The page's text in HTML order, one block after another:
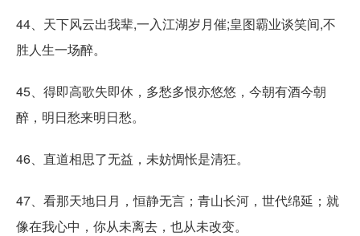
44、天下风云出我辈,一入江湖岁月催;皇图霸业谈笑间,不
胜人生一场醉。
45、得即高歌失即休，多愁多恨亦悠悠，今朝有酒今朝
醉，明日愁来明日愁。
46、直道相思了无益，未妨惆怅是清狂。
47、看那天地日月，恒静无言；青山长河，世代绵延；就
像在我心中，你从未离去，也从未改变。